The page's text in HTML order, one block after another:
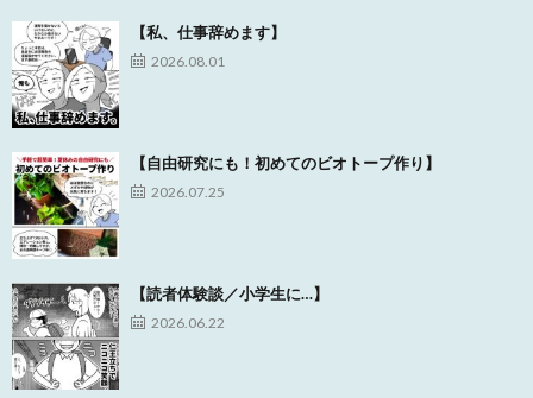
【私、仕事辞めます】
2026.08.01
【自由研究にも！初めてのビオトープ作り】
2026.07.25
【読者体験談／小学生に…】
2026.06.22